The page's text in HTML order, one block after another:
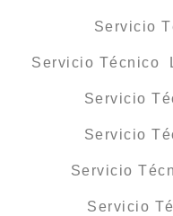
Servicio
Servicio Técnico
Servicio
Servicio
Servicio
Servicio